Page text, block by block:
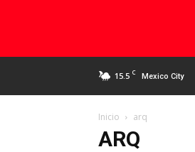
15.5 C Mexico City
Inicio arq
ARQ